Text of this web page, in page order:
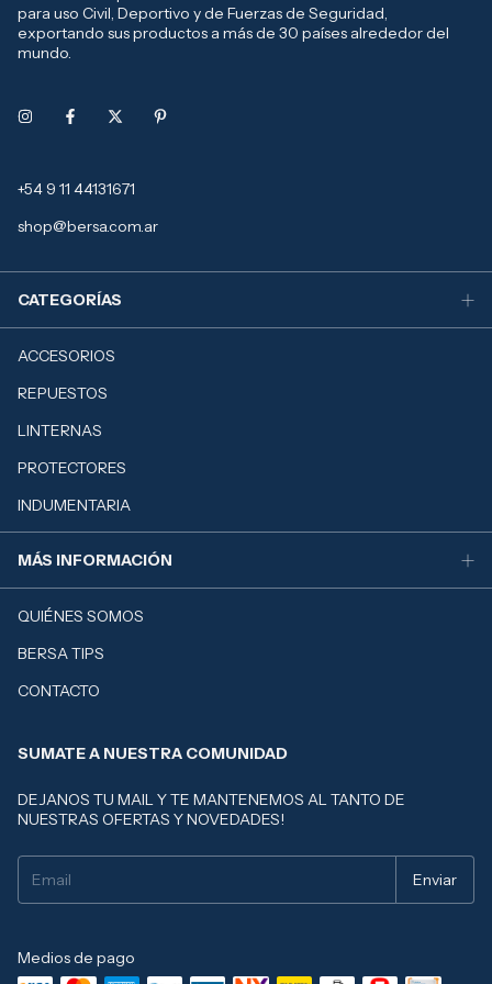
para uso Civil, Deportivo y de Fuerzas de Seguridad,
exportando sus productos a más de 30 países alrededor del
mundo.
+54 9 11 44131671
shop@bersa.com.ar
CATEGORÍAS
ACCESORIOS
REPUESTOS
LINTERNAS
PROTECTORES
INDUMENTARIA
MÁS INFORMACIÓN
QUIÉNES SOMOS
BERSA TIPS
CONTACTO
SUMATE A NUESTRA COMUNIDAD
DEJANOS TU MAIL Y TE MANTENEMOS AL TANTO DE
NUESTRAS OFERTAS Y NOVEDADES!
Medios de pago